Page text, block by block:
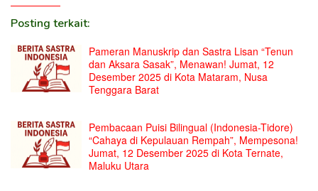
Posting terkait:
Pameran Manuskrip dan Sastra Lisan “Tenun
dan Aksara Sasak”, Menawan! Jumat, 12
Desember 2025 di Kota Mataram, Nusa
Tenggara Barat
Pembacaan Puisi Bilingual (Indonesia-Tidore)
“Cahaya di Kepulauan Rempah”, Mempesona!
Jumat, 12 Desember 2025 di Kota Ternate,
Maluku Utara